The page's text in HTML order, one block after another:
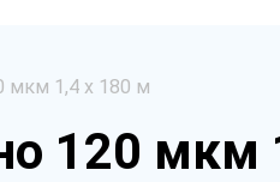
мкм 1,4 х 180 м
120 мкм